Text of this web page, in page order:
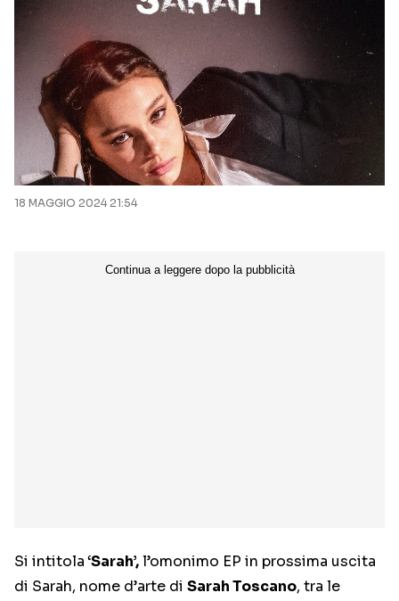
18 MAGGIO 2024 21:54
Si intitola‘Sarah’,l’omonimo EP in prossima uscita
di Sarah, nome d’arte di Sarah Toscano, tra le